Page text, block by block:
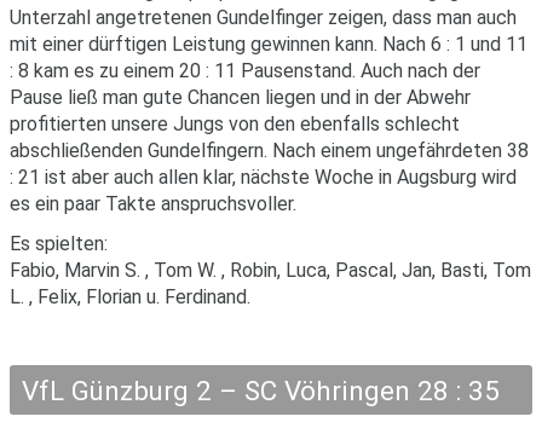
Unterzahl angetretenen Gundelfinger zeigen, dass man auch
mit einer dürftigen Leistung gewinnen kann. Nach 6 : 1 und 11
: 8 kam es zu einem 20 : 11 Pausenstand. Auch nach der
Pause ließ man gute Chancen liegen und in der Abwehr
profitierten unsere Jungs von den ebenfalls schlecht
abschließenden Gundelfingern. Nach einem ungefährdeten 38
: 21 ist aber auch allen klar, nächste Woche in Augsburg wird
es ein paar Takte anspruchsvoller.
Es spielten:
Fabio, Marvin S. , Tom W. , Robin, Luca, Pascal, Jan, Basti, Tom
L. , Felix, Florian u. Ferdinand.
VfL Günzburg 2 – SC Vöhringen 28 : 35